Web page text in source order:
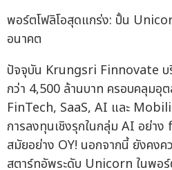
พอร์ตโฟลิโอสุดแกร่ง: ปั้น
อนาคต
ปัจจุบัน Krungsri Finnovate บ
กว่า 4,500 ล้านบาท ครอบคลุมอุ
FinTech, SaaS, AI และ
การลงทุนเชิงรุกในกลุ่ม AI อย่าง
สมัยอย่าง OY! นอกจากนี้ ยังคงค
สตาร์ทอัพระดับ Unicorn ในพอ